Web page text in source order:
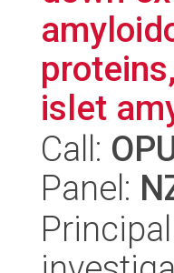
islet
Call:
Panel:
Principal